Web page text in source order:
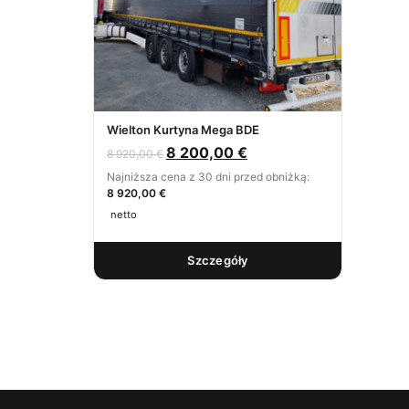
Wielton Kurtyna Mega BDE
8 920,00€ 8 200,00 €
Najniższa cena z 30 dni przed obniżką:
8 920,00 €
netto
Szczegóły